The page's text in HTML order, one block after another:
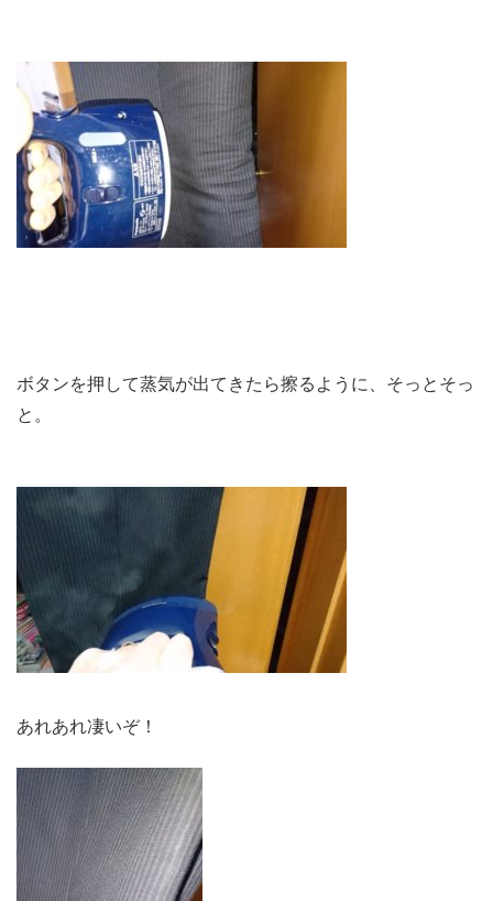
ボタンを押して蒸気が出てきたら擦るように、そっとそっ
と。
あれあれ凄いぞ！